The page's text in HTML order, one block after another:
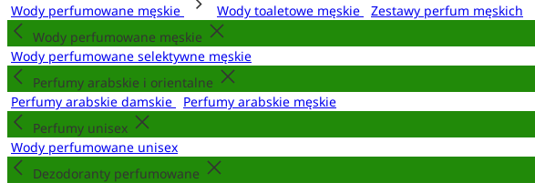
Wody perfumowane męskie
Wody toaletowe męskie
Zestawy perfum męskich
Wody perfumowane męskie
Wody perfumowane selektywne męskie
Perfumy arabskie i orientalne
Perfumy arabskie damskie
Perfumy arabskie męskie
Perfumy unisex
Wody perfumowane unisex
Dezodoranty perfumowane